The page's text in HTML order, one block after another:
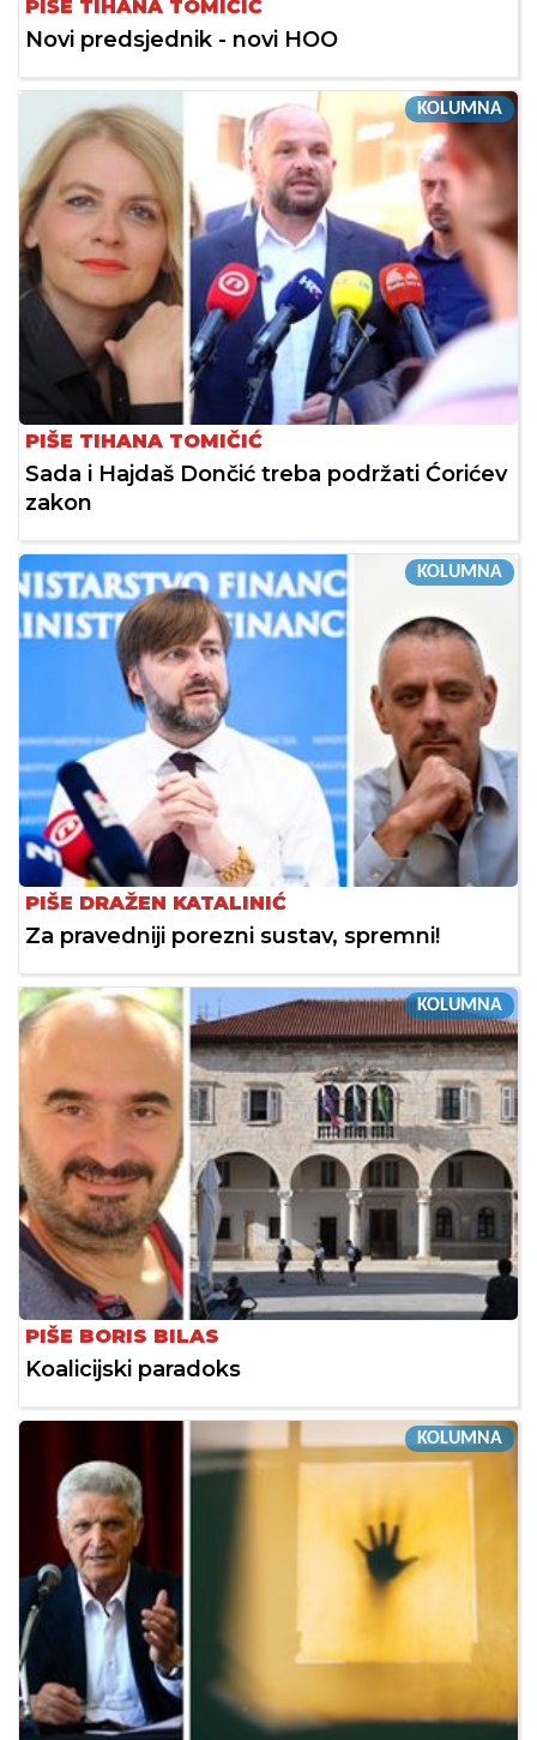
PIŠE TIHANA TOMIČIĆ
Novi predsjednik - novi HOO
KOLUMNA
PIŠE TIHANA TOMIČIĆ
Sada i Hajdaš Dončić treba podržati Ćorićev
zakon
KOLUMNA
PIŠE DRAŽEN KATALINIĆ
Za pravedniji porezni sustav, spremni!
KOLUMNA
PIŠE BORIS BILAS
Koalicijski paradoks
KOLUMNA